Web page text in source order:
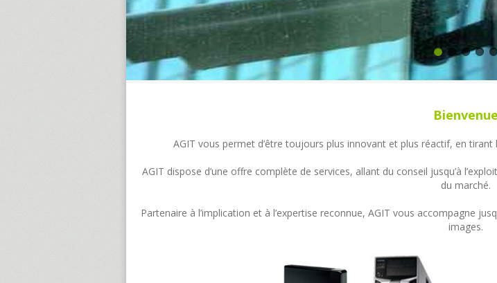
Bienvenue
AGIT vous permet d’être toujours plus innovant et plus réactif, en
AGIT dispose d’une offre complète de services, allant du conseil jusqu’à
du marché.
Partenaire à l’implication et à l’expertise reconnue, AGIT vous accompagne
images.